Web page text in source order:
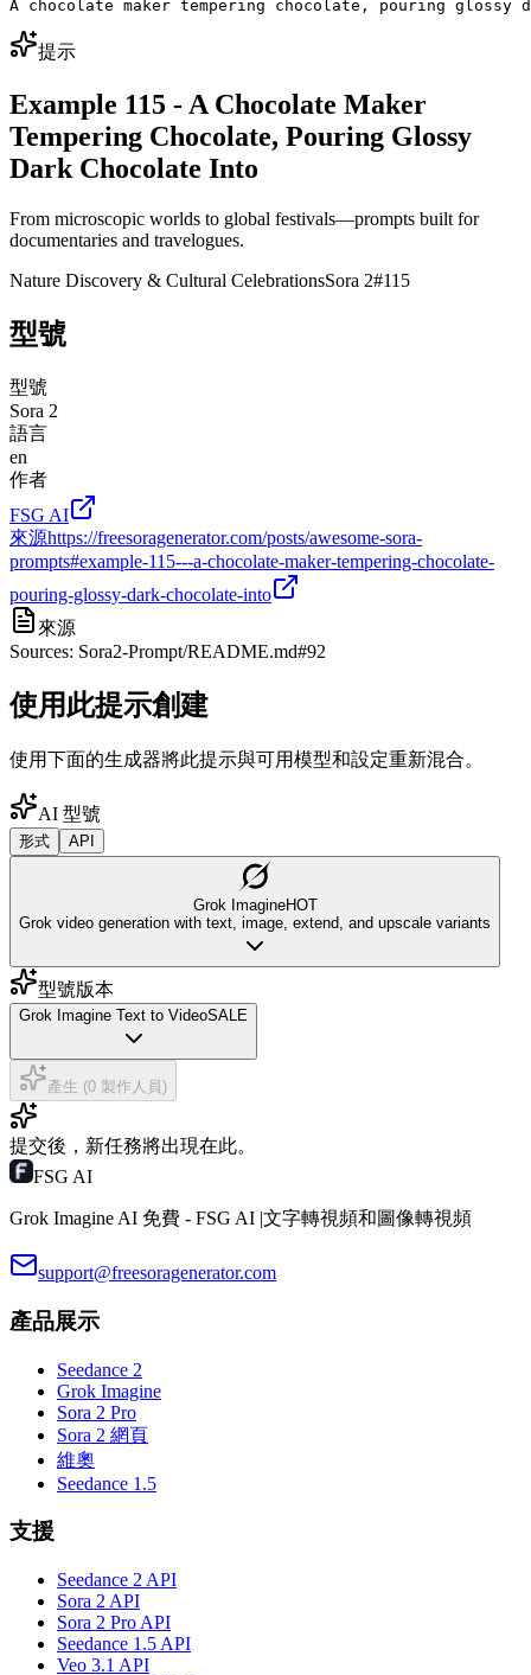
A chocolate maker tempering chocolate, pouring
提示
Example 115 - A Chocolate Maker
Tempering Chocolate, Pouring Glossy
Dark Chocolate Into
From microscopic worlds to global festivals—prompts built for
documentaries and travelogues.
Nature Discovery & Cultural CelebrationsSora 2#115
型號
型號
Sora 2
語言
en
作者
FSG AI
來源https://freesoragenerator.com/posts/awesome-sora-
prompts#example-115---a-chocolate-maker-tempering-chocolate-
pouring-glossy-dark-chocolate-into
來源
Sources: Sora2-Prompt/README.md#92
使用此提示創建
使用下面的生成器將此提示與可用模型和設定重新混合。
AI 型號
形式 API
Grok ImagineHOT
Grok video generation with text, image, extend, and upscale variants
型號版本
Grok Imagine Text to VideoSALE
產生 (0 製作人員)
提交後，新任務將出現在此。
FSG AI
Grok Imagine AI 免費 - FSG AI |文字轉視頻和圖像轉視頻
support@freesoragenerator.com
產品展示
Seedance 2
Grok Imagine
Sora 2 Pro
Sora 2 網頁
維奧
Seedance 1.5
支援
Seedance 2 API
Sora 2 API
Sora 2 Pro API
Seedance 1.5 API
Veo 3.1 API